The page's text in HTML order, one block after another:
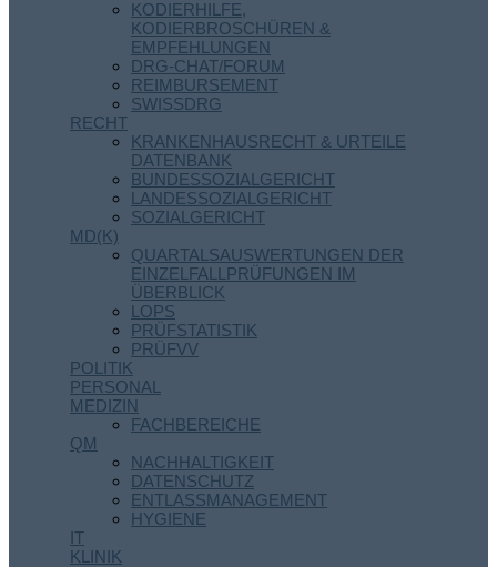
KODIERHILFE,
KODIERBROSCHÜREN &
EMPFEHLUNGEN
DRG-CHAT/FORUM
REIMBURSEMENT
SWISSDRG
RECHT
KRANKENHAUSRECHT & URTEILE
DATENBANK
BUNDESSOZIALGERICHT
LANDESSOZIALGERICHT
SOZIALGERICHT
MD(K)
QUARTALSAUSWERTUNGEN DER
EINZELFALLPRÜFUNGEN IM
ÜBERBLICK
LOPS
PRÜFSTATISTIK
PRÜFVV
POLITIK
PERSONAL
MEDIZIN
FACHBEREICHE
QM
NACHHALTIGKEIT
DATENSCHUTZ
ENTLASSMANAGEMENT
HYGIENE
IT
KLINIK